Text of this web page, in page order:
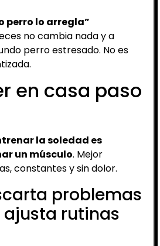
perro lo arregla”
no cambia nada y a
perro estresado. No es
en casa paso
la soledad es
un músculo. Mejor
constantes y sin dolor.
problemas
rutinas